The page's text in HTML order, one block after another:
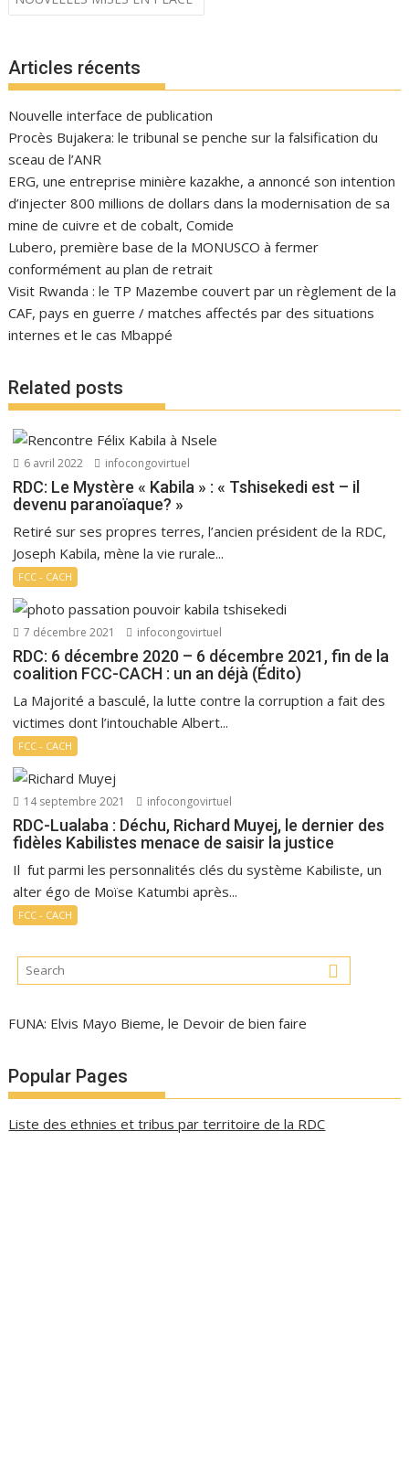
Articles récents
Nouvelle interface de publication
Procès Bujakera: le tribunal se penche sur la falsification du
sceau de l’ANR
ERG, une entreprise minière kazakhe, a annoncé son intention
d’injecter 800 millions de dollars dans la modernisation de sa
mine de cuivre et de cobalt, Comide
Lubero, première base de la MONUSCO à fermer
conformément au plan de retrait
Visit Rwanda : le TP Mazembe couvert par un règlement de la
CAF, pays en guerre / matches affectés par des situations
internes et le cas Mbappé
Related posts
6 avril 2022 infocongovirtuel
RDC: Le Mystère « Kabila » : « Tshisekedi est – il
devenu paranoïaque? »
Retiré sur ses propres terres, l’ancien président de la RDC,
Joseph Kabila, mène la vie rurale...
FCC - CACH
7 décembre 2021 infocongovirtuel
RDC: 6 décembre 2020 – 6 décembre 2021, fin de la
coalition FCC-CACH : un an déjà (Édito)
La Majorité a basculé, la lutte contre la corruption a fait des
victimes dont l’intouchable Albert...
FCC - CACH
14 septembre 2021 infocongovirtuel
RDC-Lualaba : Déchu, Richard Muyej, le dernier des
fidèles Kabilistes menace de saisir la justice
Il fut parmi les personnalités clés du système Kabiliste, un
alter égo de Moïse Katumbi après...
FCC - CACH
FUNA: Elvis Mayo Bieme, le Devoir de bien faire
Popular Pages
Liste des ethnies et tribus par territoire de la RDC